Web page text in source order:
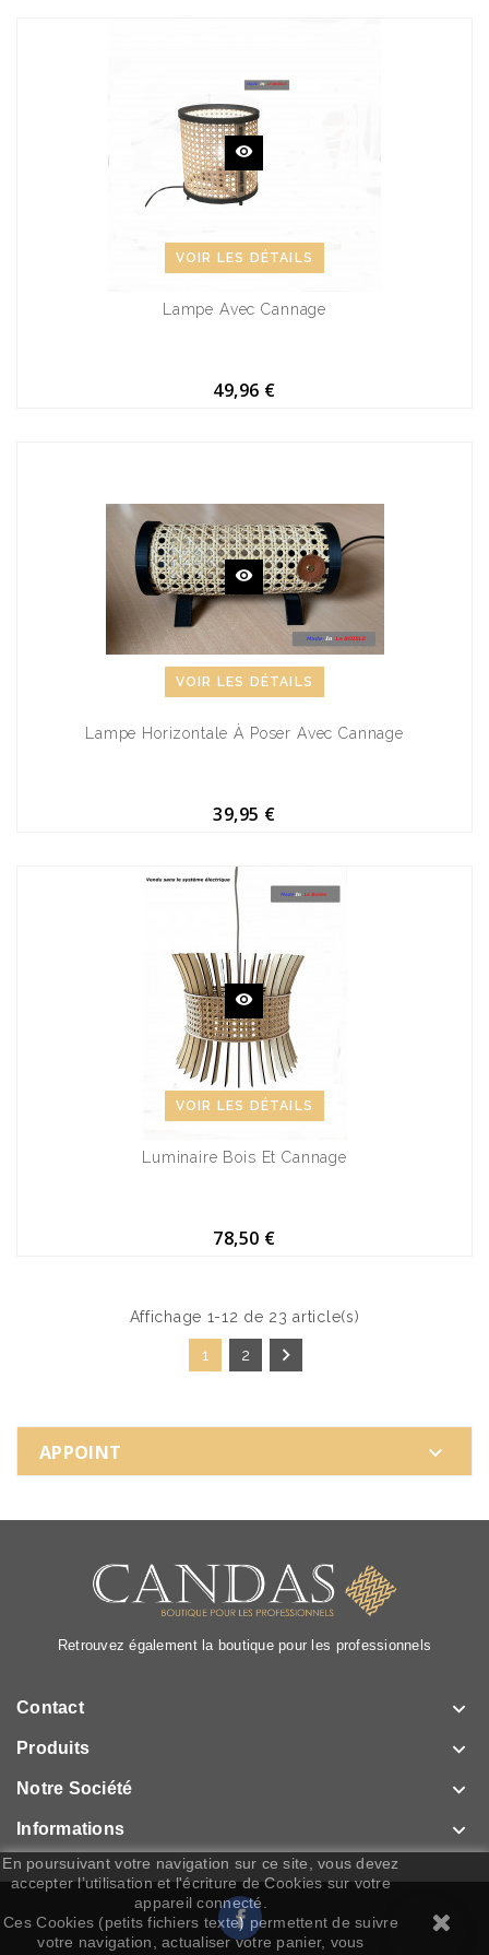
VOIR LES DÉTAILS
Lampe Avec Cannage
49,96 €
VOIR LES DÉTAILS
Lampe Horizontale À Poser Avec Cannage
39,95 €
VOIR LES DÉTAILS
Luminaire Bois Et Cannage
78,50 €
Affichage 1-12 de 23 article(s)
1 2 
APPOINT 
Retrouvez également la boutique pour les professionnels
Contact 
Produits 
Notre Société 
Informations 
En poursuivant votre navigation sur ce site, vous devez
accepter l’utilisation et l'écriture de Cookies sur votre
appareil connecté.
Ces Cookies (petits fichiers texte) permettent de suivre
votre navigation, actualiser votre panier, vous